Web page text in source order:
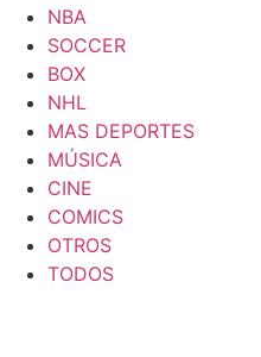
NBA
SOCCER
BOX
NHL
MAS DEPORTES
MÚSICA
CINE
COMICS
OTROS
TODOS